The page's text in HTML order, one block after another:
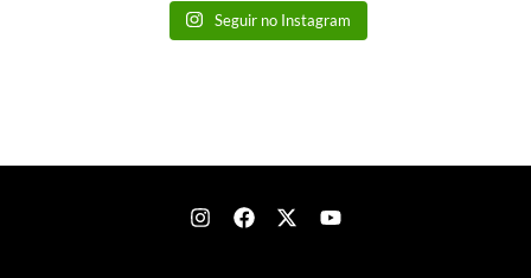
Seguir no Instagram